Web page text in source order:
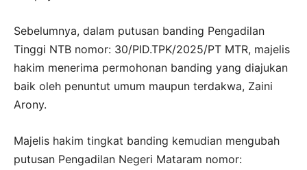
Sebelumnya, dalam putusan banding Pengadilan
Tinggi NTB nomor: 30/PID.TPK/2025/PT MTR, majelis
hakim menerima permohonan banding yang diajukan
baik oleh penuntut umum maupun terdakwa, Zaini
Arony.
Majelis hakim tingkat banding kemudian mengubah
putusan Pengadilan Negeri Mataram nomor: